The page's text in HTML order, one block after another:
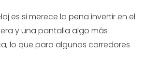
es si merece la pena invertir en el
y una pantalla algo más
lo que para algunos corredores